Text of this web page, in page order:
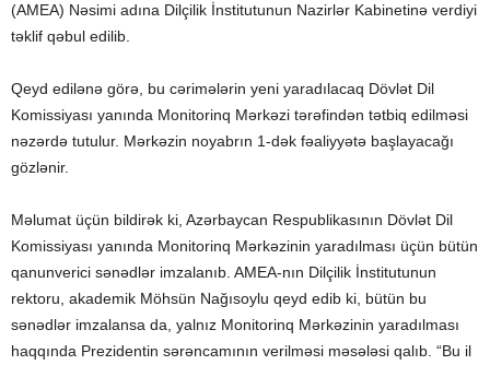
(AMEA) Nəsimi adına Dilçilik İnstitutunun Nazirlər Kabinetinə verdiyi
təklif qəbul edilib.
Qeyd edilənə görə, bu cərimələrin yeni yaradılacaq Dövlət Dil
Komissiyası yanında Monitorinq Mərkəzi tərəfindən tətbiq edilməsi
nəzərdə tutulur. Mərkəzin noyabrın 1-dək fəaliyyətə başlayacağı
gözlənir.
Məlumat üçün bildirək ki, Azərbaycan Respublikasının Dövlət Dil
Komissiyası yanında Monitorinq Mərkəzinin yaradılması üçün bütün
qanunverici sənədlər imzalanıb. AMEA-nın Dilçilik İnstitutunun
rektoru, akademik Möhsün Nağısoylu qeyd edib ki, bütün bu
sənədlər imzalansa da, yalnız Monitorinq Mərkəzinin yaradılması
haqqında Prezidentin sərəncamının verilməsi məsələsi qalıb. “Bu il